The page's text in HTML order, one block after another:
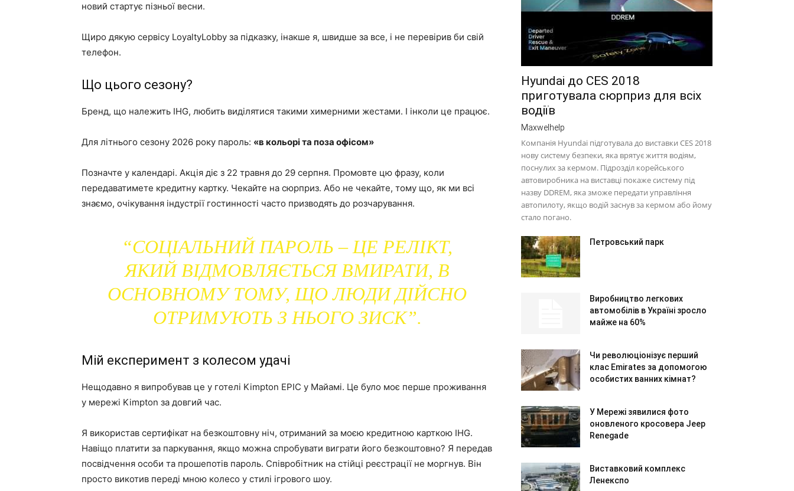
новий стартує пізньої весни.
Щиро дякую сервісу LoyaltyLobby за підказку, інакше я, швидше за все, і не перевірив би свій
телефон.
Що цього сезону?
Бренд, що належить IHG, любить виділятися такими химерними жестами. І інколи це працює.
Для літнього сезону 2026 року пароль: «в кольорі та поза офісом»
Позначте у календарі. Акція діє з 22 травня до 29 серпня. Промовте цю фразу, коли
передаватимете кредитну картку. Чекайте на сюрприз. Або не чекайте, тому що, як ми всі
знаємо, очікування індустрії гостинності часто призводять до розчарування.
“СОЦІАЛЬНИЙ ПАРОЛЬ – ЦЕ РЕЛІКТ,
ЯКИЙ ВІДМОВЛЯЄТЬСЯ ВМИРАТИ, В
ОСНОВНОМУ ТОМУ, ЩО ЛЮДИ ДІЙСНО
ОТРИМУЮТЬ З НЬОГО ЗИСК”.
Мій експеримент з колесом удачі
Нещодавно я випробував це у готелі Kimpton EPIC у Майамі. Це було моє перше проживання
у мережі Kimpton за довгий час.
Я використав сертифікат на безкоштовну ніч, отриманий за моєю кредитною карткою IHG.
Навіщо платити за паркування, якщо можна спробувати виграти його безкоштовно? Я передав
посвідчення особи та прошепотів пароль. Співробітник на стійці реєстрації не моргнув. Він
просто викотив переді мною колесо у стилі ігрового шоу.
Hyundai до CES 2018
приготувала сюрприз для всіх
водіїв
Maxwelhelp
Компанія Hyundai підготувала до виставки CES 2018
нову систему безпеки, яка врятує життя водіям,
поснулих за кермом. Підрозділ корейського
автовиробника на виставці покаже систему під
назву DDREM, яка зможе передати управління
автопилоту, якщо водій заснув за кермом або йому
стало погано.
Петровський парк
Виробництво легкових
автомобілів в Україні зросло
майже на 60%
Чи революціонізує перший
клас Emirates за допомогою
особистих ванних кімнат?
У Мережі зявилися фото
оновленого кросовера Jeep
Renegade
Виставковий комплекс
Ленекспо